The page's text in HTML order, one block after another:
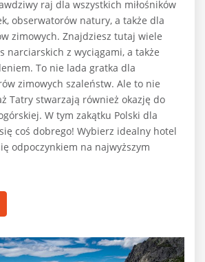
raj dla wszystkich miłośników
obserwatorów natury, a także dla
zimowych. Znajdziesz tutaj wiele
narciarskich z wyciągami, a także
To nie lada gratka dla
zimowych szaleństw. Ale to nie
Tatry stwarzają również okazję do
W tym zakątku Polski dla
coś dobrego! Wybierz idealny hotel
odpoczynkiem na najwyższym